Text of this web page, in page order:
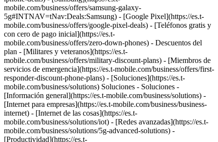
mobile.com/business/offers/samsung-galaxy-
5g#INTNAV=tNav:Deals:Samsung) - [Google Pixel](https://es.t-
mobile.com/business/offers/google-pixel-deals) - [Teléfonos gratis y
con cero de pago inicial](https://es.t-
mobile.com/business/offers/zero-down-phones) - Descuentos del
plan - [Militares y veteranos](https://es.t-
mobile.com/business/offers/military-discount-plans) - [Miembros de
servicios de emergencia](https://es.t-mobile.com/business/offers/first-
responder-discount-phone-plans) - [Soluciones](https://es.t-
mobile.com/business/solutions) Soluciones - Soluciones -
[Información general](https://es.t-mobile.com/business/solutions) -
[Internet para empresas](https://es.t-mobile.com/business/business-
internet) - [Internet de las cosas](https://es.t-
mobile.com/business/solutions/iot) - [Redes avanzadas](https://es.t-
mobile.com/business/solutions/5g-advanced-solutions) -
[Productividad](https://es.t-